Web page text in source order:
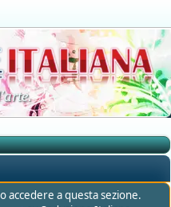
accedere a questa sezione.